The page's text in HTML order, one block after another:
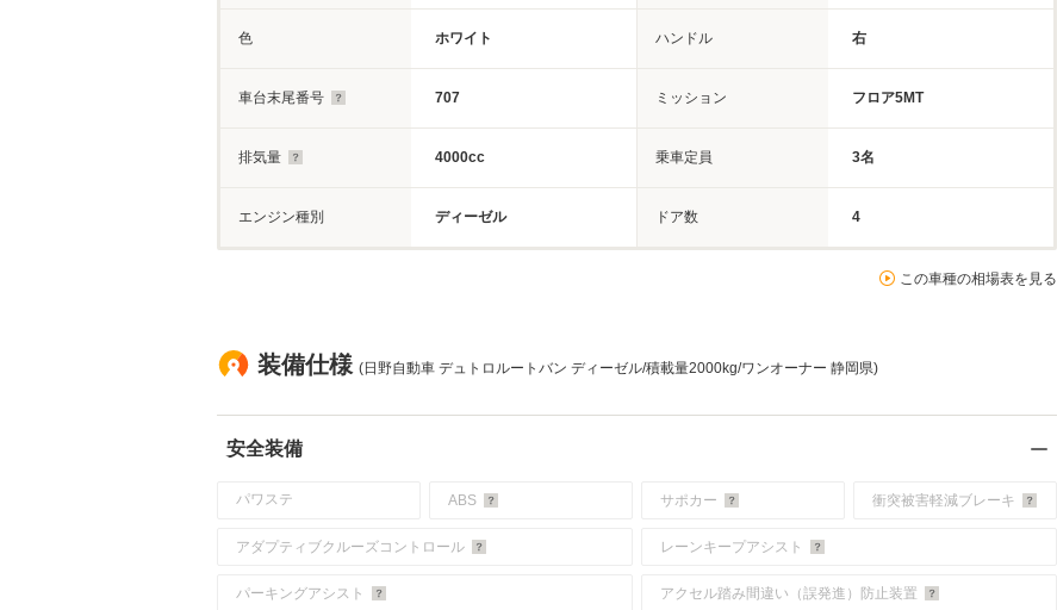
色 ホワイト ハンドル 右
車台末尾番号 707 ミッション フロア5MT
排気量 4000cc 乗車定員 3名
エンジン種別 ディーゼル ドア数 4
この車種の相場表を見る
装備仕様 (日野自動車 デュトロルートバン ディーゼル/積載量2000kg/ワンオーナー 静岡県)
安全装備
パワステ ABS サポカー 衝突被害軽減ブレーキ
アダプティブクルーズコントロール レーンキープアシスト
パーキングアシスト アクセル踏み間違い（誤発進）防止装置